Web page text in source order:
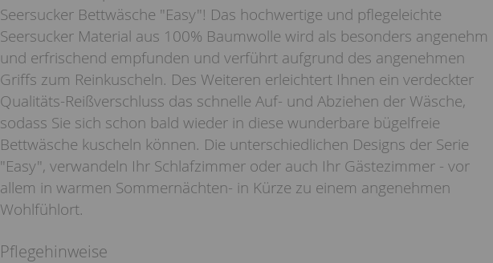
Seersucker Bettwäsche "Easy"! Das hochwertige und pflegeleichte
Seersucker Material aus 100% Baumwolle wird als besonders angenehm
und erfrischend empfunden und verführt aufgrund des angenehmen
Griffs zum Reinkuscheln. Des Weiteren erleichtert Ihnen ein verdeckter
Qualitäts-Reißverschluss das schnelle Auf- und Abziehen der Wäsche,
sodass Sie sich schon bald wieder in diese wunderbare bügelfreie
Bettwäsche kuscheln können. Die unterschiedlichen Designs der Serie
"Easy", verwandeln Ihr Schlafzimmer oder auch Ihr Gästezimmer - vor
allem in warmen Sommernächten- in Kürze zu einem angenehmen
Wohlfühlort.
Pflegehinweise